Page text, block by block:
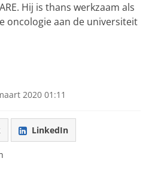
Hij is thans werkzaam als
oncologie aan de universiteit
2020 01:11
LinkedIn